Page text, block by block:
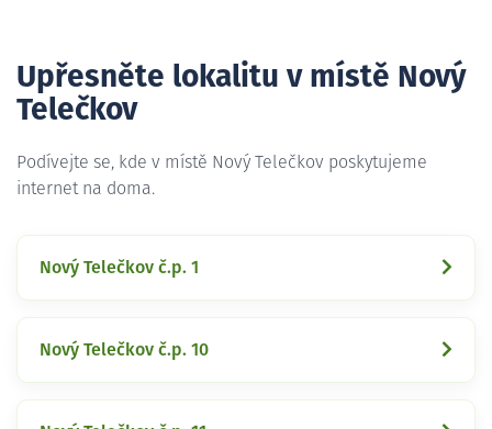
Upřesněte lokalitu v místě Nový
Telečkov
Podívejte se, kde v místě Nový Telečkov poskytujeme
internet na doma.
Nový Telečkov č.p. 1
Nový Telečkov č.p. 10